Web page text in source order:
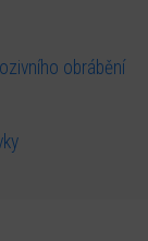
obrábění